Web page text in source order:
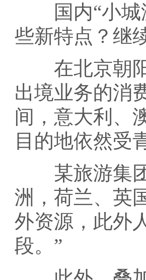
国内“小城
些新特点？继
在北京朝阳
出境业务的消
间，意大利、
目的地依然受
某旅游集团
洲，荷兰、英
外资源，此外
段。”